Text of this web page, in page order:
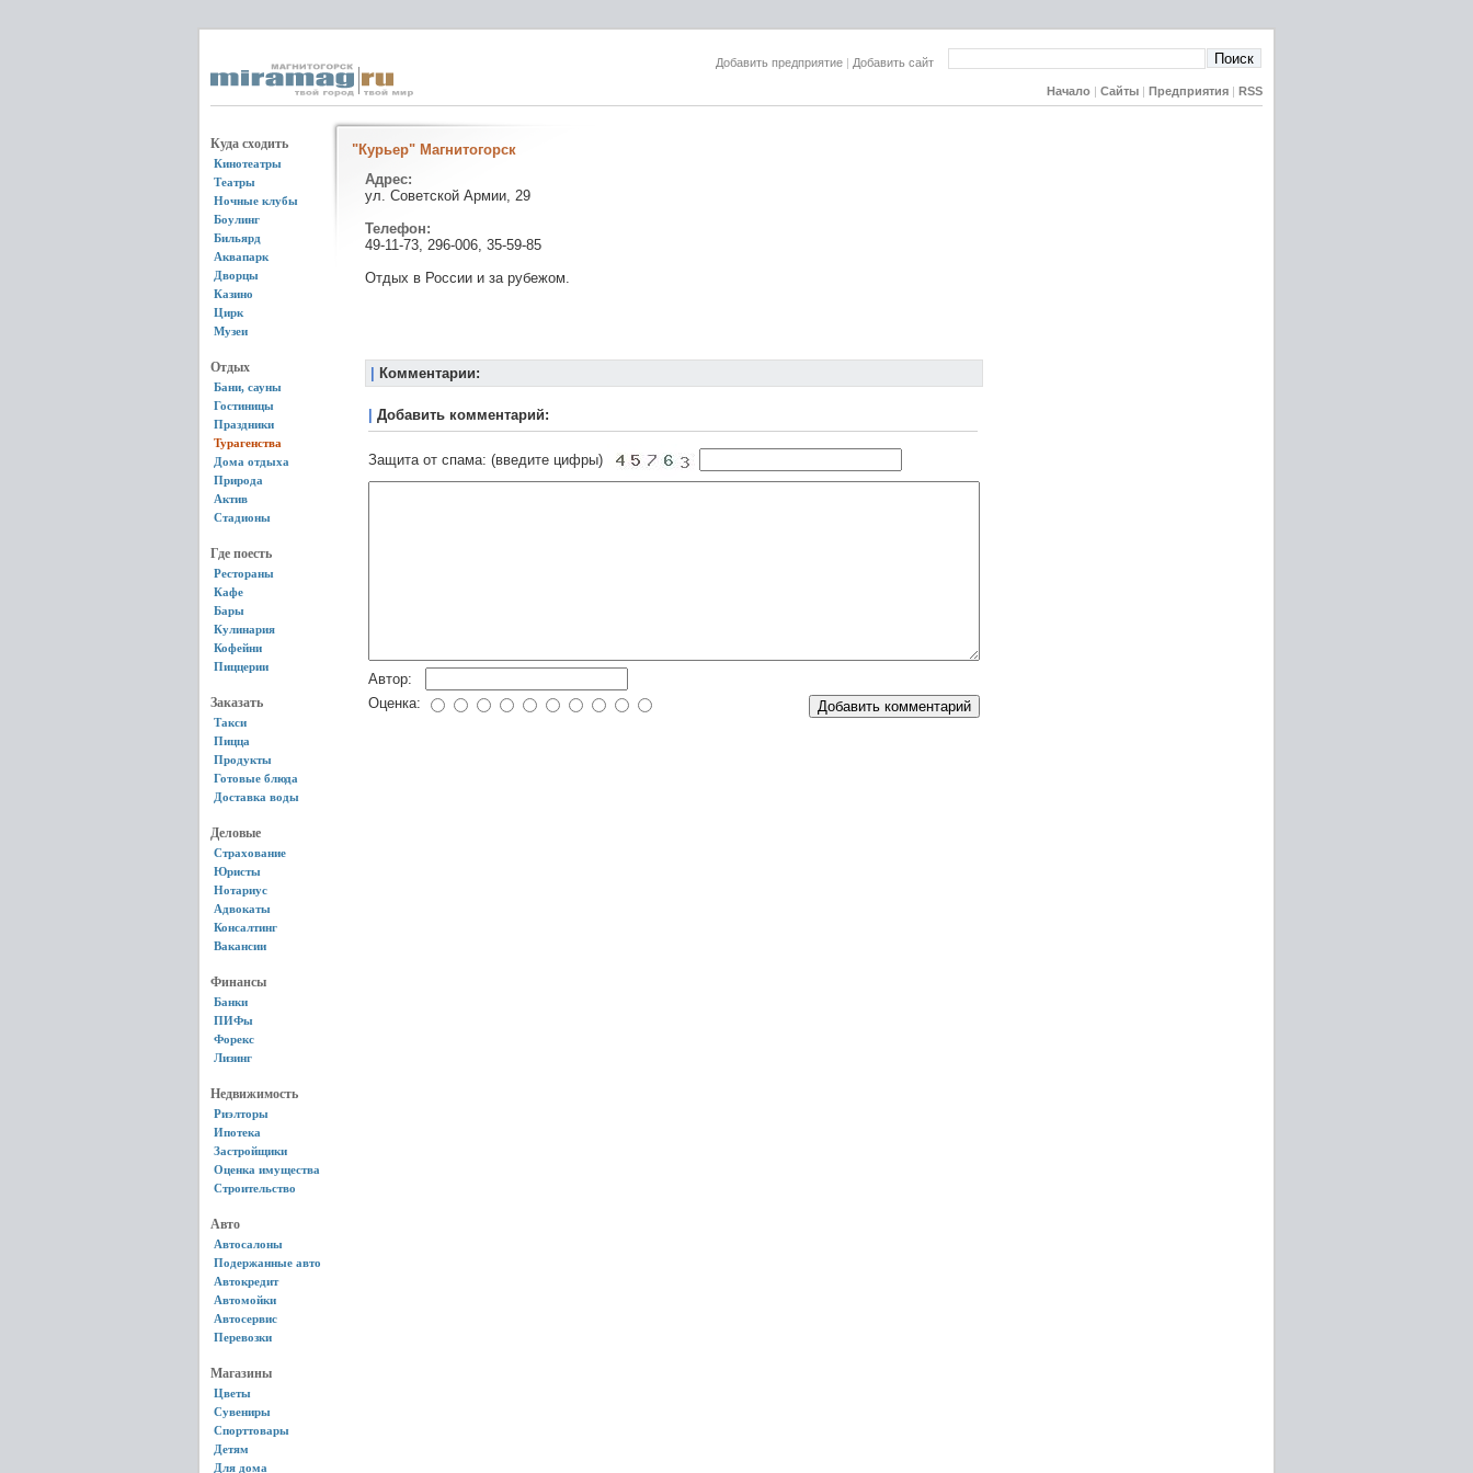
Добавить предприятие | Добавить сайт
Начало Сайты Предприятия RSS
Куда сходить
Кинотеатры
Театры
Ночные клубы
Боулинг
Бильярд
Аквапарк
Дворцы
Казино
Цирк
Музеи
Отдых
Бани, сауны
Гостиницы
Праздники
Турагенства
Дома отдыха
Природа
Актив
Стадионы
Где поесть
Рестораны
Кафе
Бары
Кулинария
Кофейни
Пиццерии
Заказать
Такси
Пицца
Продукты
Готовые блюда
Доставка воды
Деловые
Страхование
Юристы
Нотариус
Адвокаты
Консалтинг
Вакансии
Финансы
Банки
ПИФы
Форекс
Лизинг
Недвижимость
Риэлторы
Ипотека
Застройщики
Оценка имущества
Строительство
Авто
Автосалоны
Подержанные авто
Автокредит
Автомойки
Автосервис
Перевозки
Магазины
Цветы
Сувениры
Спорттовары
Детям
Для дома
"Курьер" Магнитогорск
Адрес:
ул. Советской Армии, 29
Телефон:
49-11-73, 296-006, 35-59-85
Отдых в России и за рубежом.
Комментарии:
Добавить комментарий:
Защита от спама: (введите цифры)
Автор:
Оценка: